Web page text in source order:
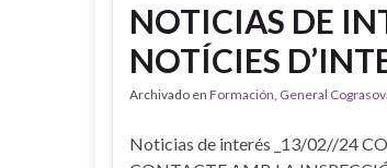
NOTICIAS DE
NOTÍCIES
Archivado en Formación, General
Noticias de interés _13/02//24